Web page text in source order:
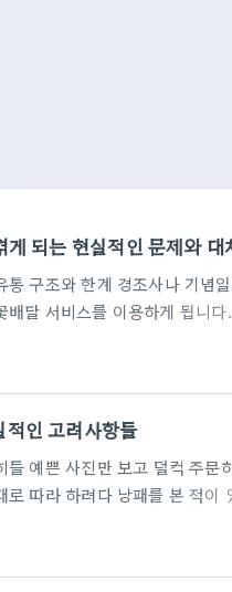
되는 현실적인 문제와 대
통 구조와 한계 경조사나 기념
달 서비스를 이용하게 됩니다
체는 접수된 주문을 해당 지
운영됩니다. 이 과정에서 중간
불한 금액보다 낮아질 수밖에
인 고려사항들
들 예쁜 사진만 보고 덜컥 주
따라 하려다 낭패를 본 적이
벽에 부딪히면 낭만은 생각보
맞추려면 최소 5만 원에서